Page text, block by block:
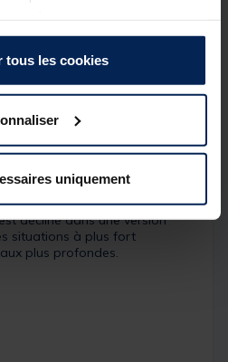
tous les cookies
uniquement
détails
des flash lumineux très
des jerks plus prononcés
plus lentes. Son centre de
vers l’arrière afin de
et de maximiser la
décliné dans une version
situations à plus fort
plus profondes.